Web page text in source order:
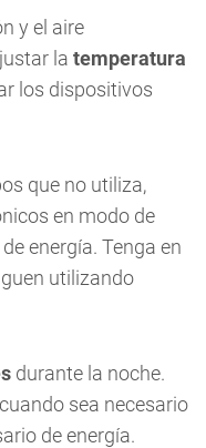
y el aire
la temperatura
los dispositivos
que no utiliza,
en modo de
energía. Tenga en
utilizando
durante la noche.
sea necesario
de energía.